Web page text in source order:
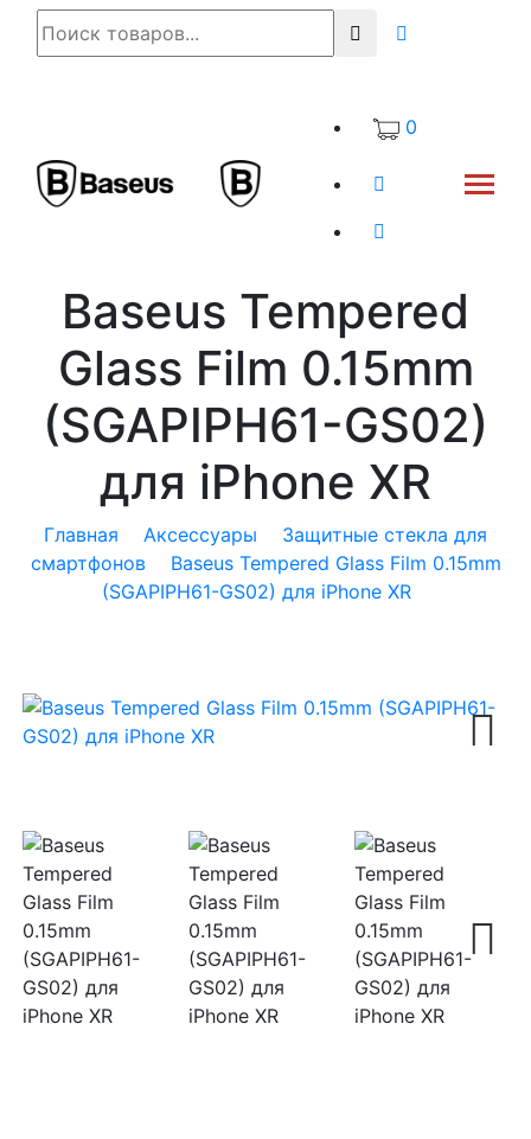
0
Baseus Tempered
Glass Film 0.15mm
(SGAPIPH61-GS02)
для iPhone XR
Главная Аксессуары
Защитные стекла для
смартфонов
Baseus Tempered Glass Film 0.15mm
(SGAPIPH61-GS02) для iPhone XR